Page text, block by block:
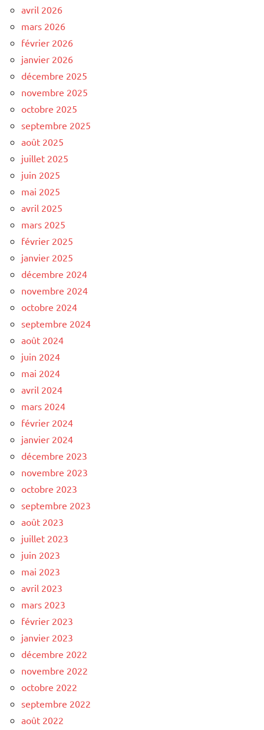
avril 2026
mars 2026
février 2026
janvier 2026
décembre 2025
novembre 2025
octobre 2025
septembre 2025
août 2025
juillet 2025
juin 2025
mai 2025
avril 2025
mars 2025
février 2025
janvier 2025
décembre 2024
novembre 2024
octobre 2024
septembre 2024
août 2024
juin 2024
mai 2024
avril 2024
mars 2024
février 2024
janvier 2024
décembre 2023
novembre 2023
octobre 2023
septembre 2023
août 2023
juillet 2023
juin 2023
mai 2023
avril 2023
mars 2023
février 2023
janvier 2023
décembre 2022
novembre 2022
octobre 2022
septembre 2022
août 2022